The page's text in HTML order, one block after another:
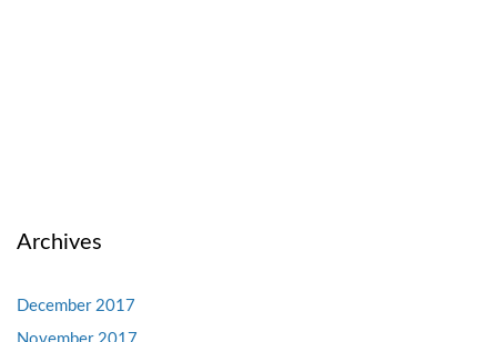
Archives
December 2017